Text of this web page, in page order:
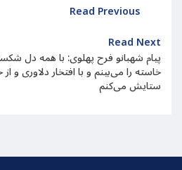
Read Previous
Read Next
پیام شهبانو فرح پهلوی: با همه دل
خاسته را می‌بینم و با افتخار دلاوری و
ستایش می‌کنم